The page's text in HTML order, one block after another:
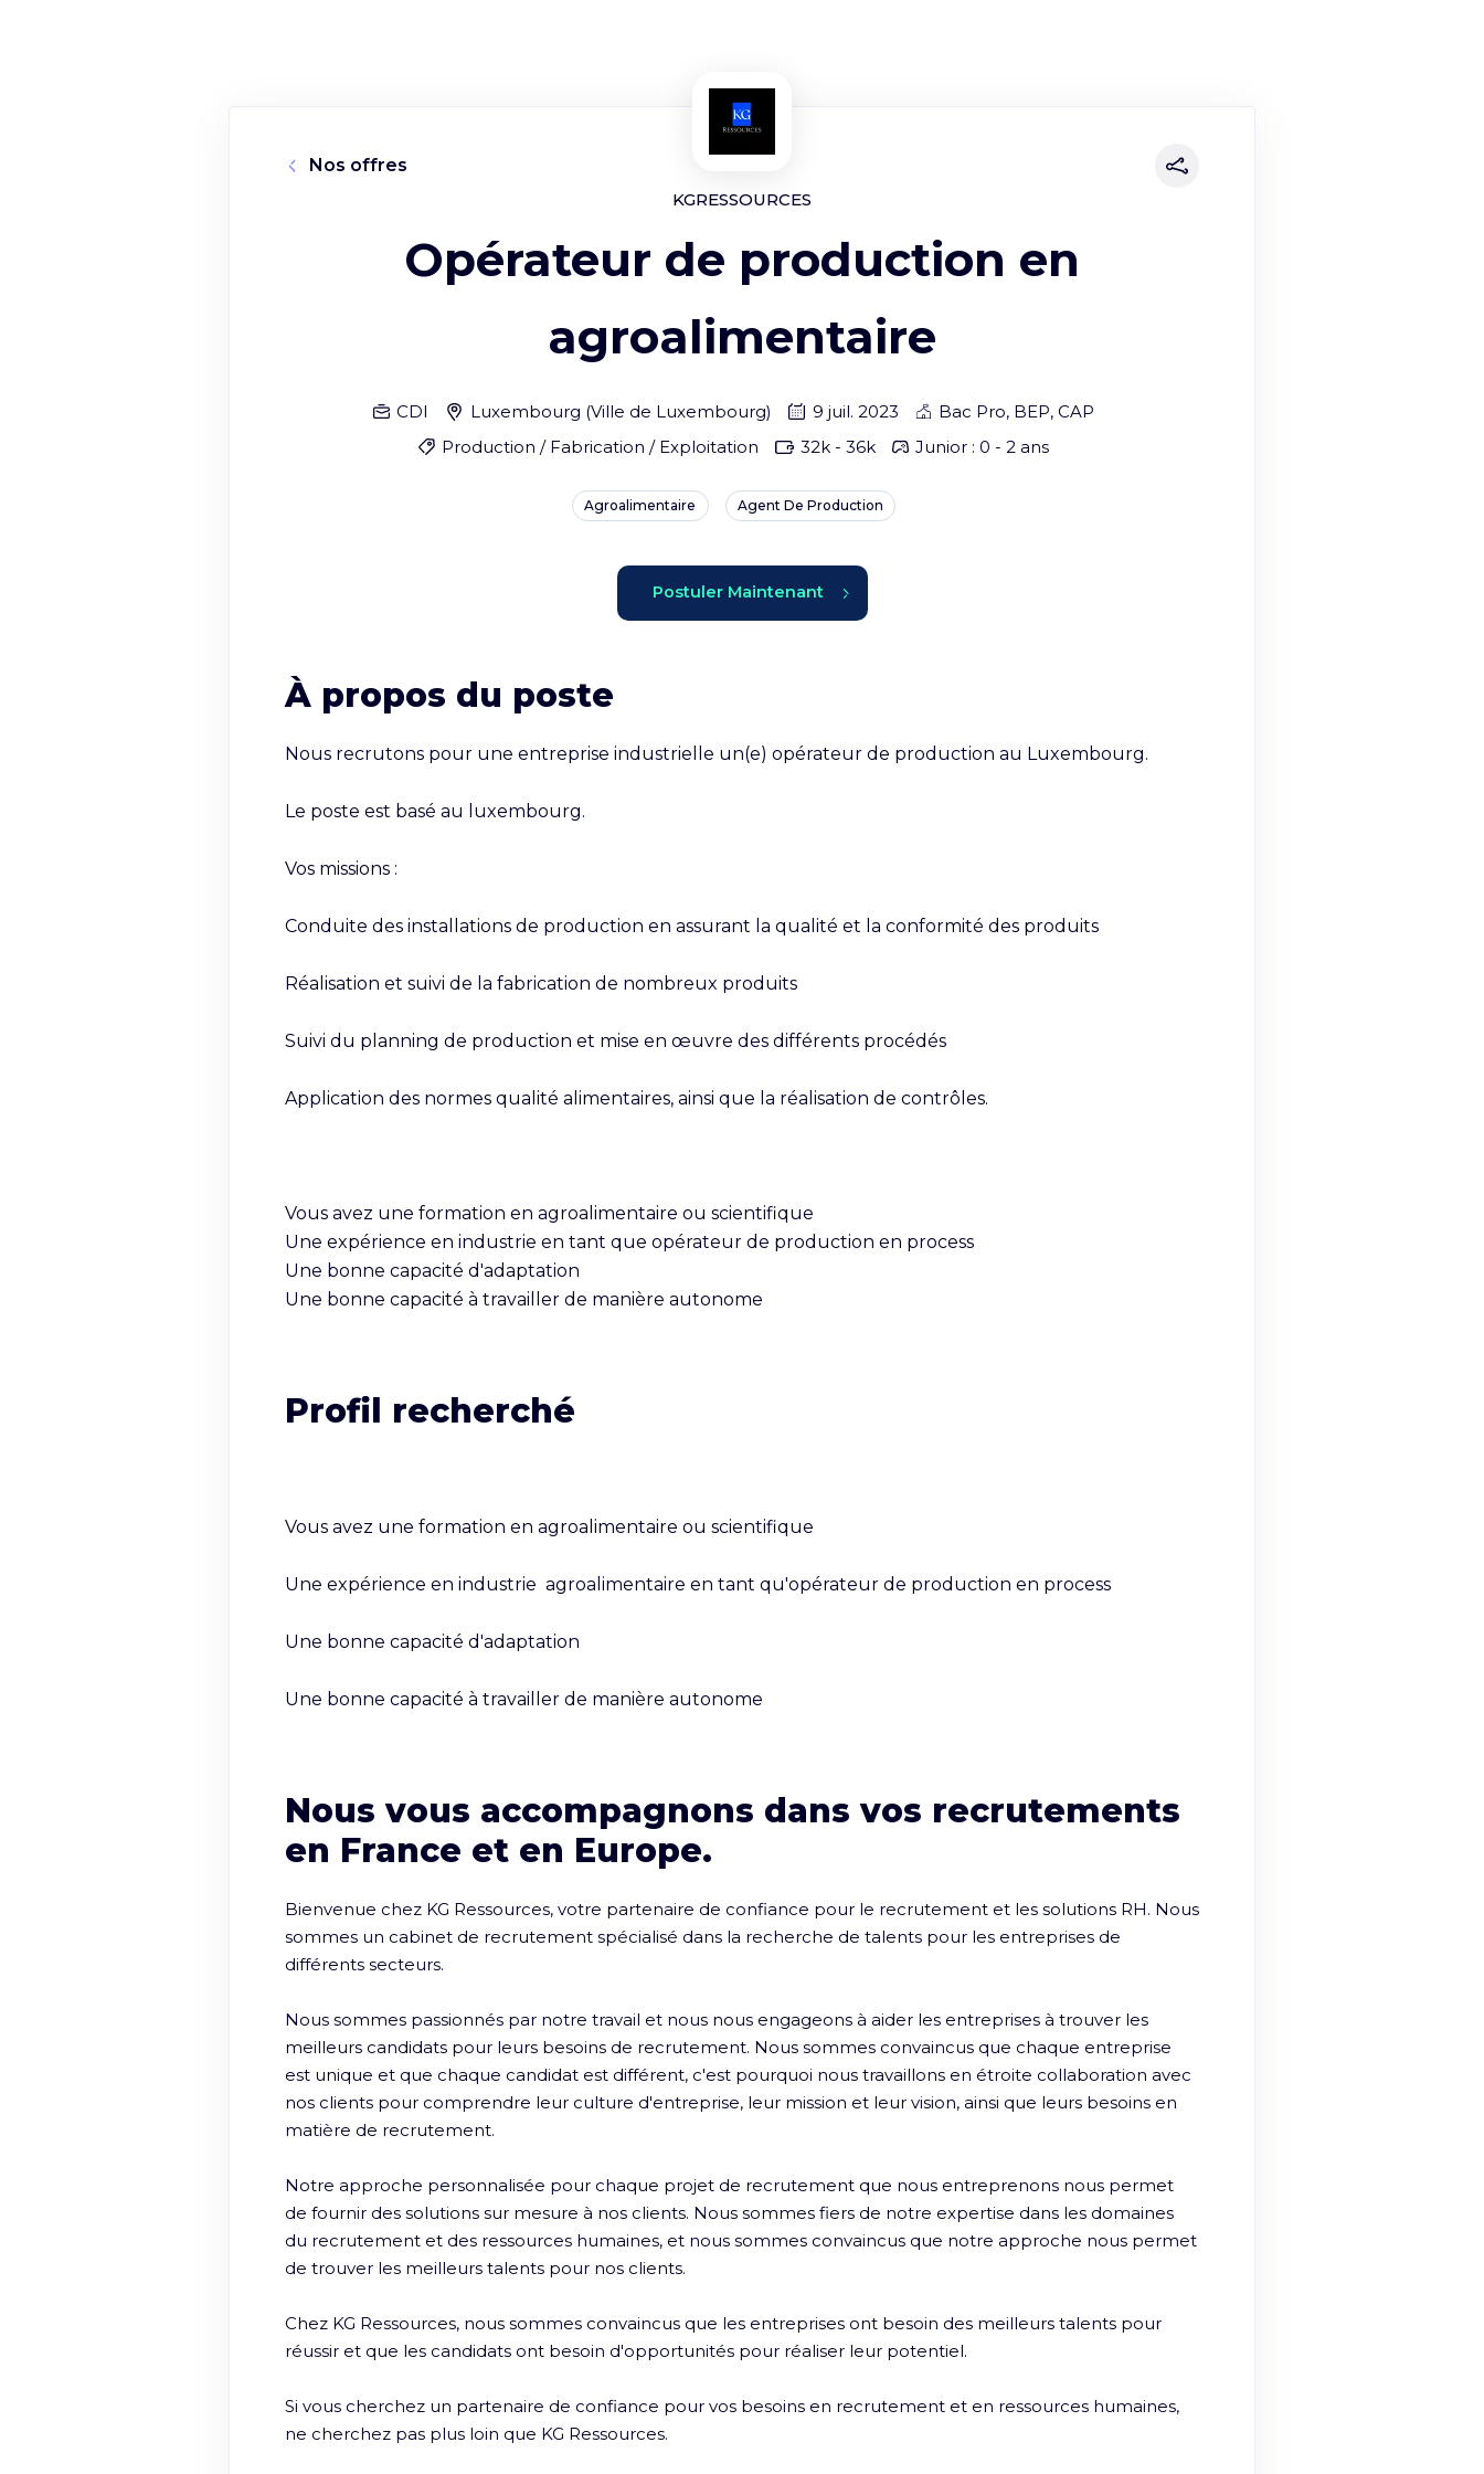
KGRESSOURCES
Nos offres
Opérateur de production en
agroalimentaire
CDI Luxembourg (Ville de Luxembourg) 9 juil. 2023
Bac Pro, BEP, CAP
Production / Fabrication / Exploitation
32k - 36k Junior : 0 - 2 ans
Agroalimentaire Agent De Production
Postuler Maintenant
À propos du poste
Nous recrutons pour une entreprise industrielle un(e) opérateur de production au Luxembourg.
Le poste est basé au luxembourg.
Vos missions :
Conduite des installations de production en assurant la qualité et la conformité des produits
Réalisation et suivi de la fabrication de nombreux produits
Suivi du planning de production et mise en œuvre des différents procédés
Application des normes qualité alimentaires, ainsi que la réalisation de contrôles.
Vous avez une formation en agroalimentaire ou scientifique
Une expérience en industrie en tant que opérateur de production en process
Une bonne capacité d'adaptation
Une bonne capacité à travailler de manière autonome
Profil recherché
Vous avez une formation en agroalimentaire ou scientifique
Une expérience en industrie  agroalimentaire en tant qu'opérateur de production en process
Une bonne capacité d'adaptation
Une bonne capacité à travailler de manière autonome
Nous vous accompagnons dans vos recrutements
en France et en Europe.
Bienvenue chez KG Ressources, votre partenaire de confiance pour le recrutement et les solutions RH. Nous
sommes un cabinet de recrutement spécialisé dans la recherche de talents pour les entreprises de
différents secteurs.
Nous sommes passionnés par notre travail et nous nous engageons à aider les entreprises à trouver les
meilleurs candidats pour leurs besoins de recrutement. Nous sommes convaincus que chaque entreprise
est unique et que chaque candidat est différent, c'est pourquoi nous travaillons en étroite collaboration avec
nos clients pour comprendre leur culture d'entreprise, leur mission et leur vision, ainsi que leurs besoins en
matière de recrutement.
Notre approche personnalisée pour chaque projet de recrutement que nous entreprenons nous permet
de fournir des solutions sur mesure à nos clients. Nous sommes fiers de notre expertise dans les domaines
du recrutement et des ressources humaines, et nous sommes convaincus que notre approche nous permet
de trouver les meilleurs talents pour nos clients.
Chez KG Ressources, nous sommes convaincus que les entreprises ont besoin des meilleurs talents pour
réussir et que les candidats ont besoin d'opportunités pour réaliser leur potentiel.
Si vous cherchez un partenaire de confiance pour vos besoins en recrutement et en ressources humaines,
ne cherchez pas plus loin que KG Ressources.